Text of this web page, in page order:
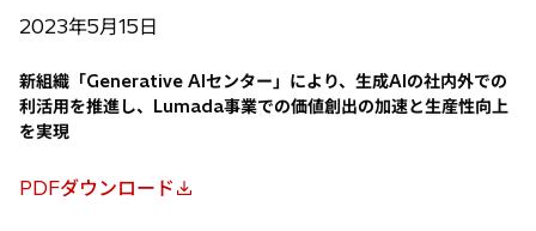
2023年5月15日
新組織「Generative AIセンター」により、生成AIの社内外での
利活用を推進し、Lumada事業での価値創出の加速と生産性向上
を実現
PDFダウンロード
新